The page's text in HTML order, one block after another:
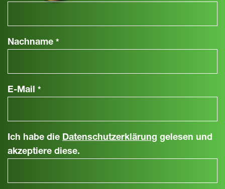
Nachname *
E-Mail *
Ich habe die Datenschutzerklärung gelesen und
akzeptiere diese.